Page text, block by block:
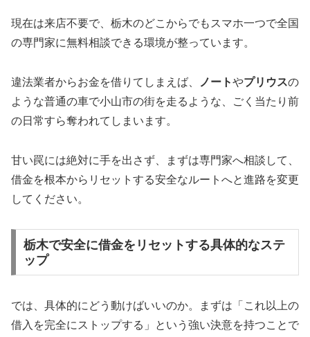
現在は来店不要で、栃木のどこからでもスマホ一つで全国
の専門家に無料相談できる環境が整っています。
違法業者からお金を借りてしまえば、 ノートやプリウスの
ような普通の車で小山市の街を走るような、ごく当たり前
の日常すら奪われてしまいます。
甘い罠には絶対に手を出さず、まずは専門家へ相談して、
借金を根本からリセットする安全なルートへと進路を変更
してください。
栃木で安全に借金をリセットする具体的なステ
ップ
では、具体的にどう動けばいいのか。まずは「これ以上の
借入を完全にストップする」という強い決意を持つことで